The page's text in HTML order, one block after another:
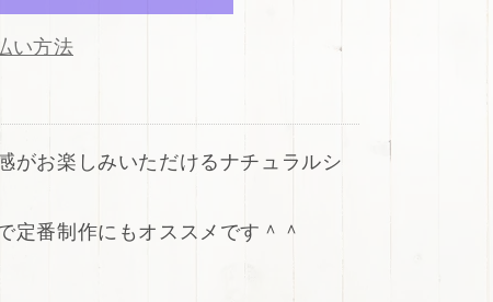
い方法
がお楽しみいただけるナチュラルシ
番制作にもオススメです＾＾